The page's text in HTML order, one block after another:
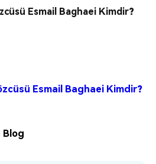
Esmail Baghaei Kimdir?
Esmail Baghaei Kimdir?
Blog